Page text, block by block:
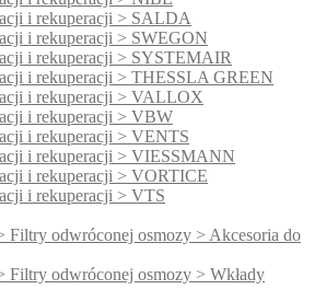
i rekuperacji > SALDA
i rekuperacji > SWEGON
i rekuperacji > SYSTEMAIR
i rekuperacji > THESSLA GREEN
i rekuperacji > VALLOX
i rekuperacji > VBW
i rekuperacji > VENTS
i rekuperacji > VIESSMANN
i rekuperacji > VORTICE
i rekuperacji > VTS
Filtry odwróconej osmozy > Akcesoria do
Filtry odwróconej osmozy > Wkłady